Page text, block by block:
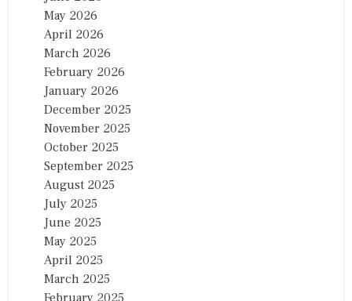
May 2026
April 2026
March 2026
February 2026
January 2026
December 2025
November 2025
October 2025
September 2025
August 2025
July 2025
June 2025
May 2025
April 2025
March 2025
February 2025